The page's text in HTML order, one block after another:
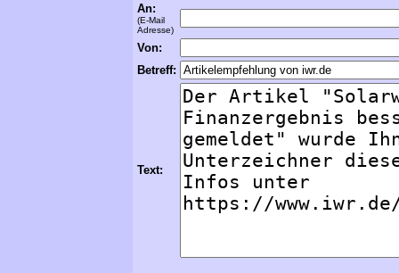
An:
(E-Mail
Adresse)
Von:
Betreff:
Text: